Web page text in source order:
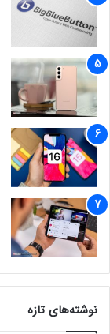
نوشته‌های تازه